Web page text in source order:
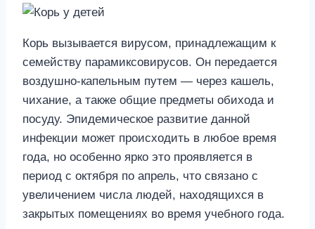
Корь вызывается вирусом, принадлежащим к
семейству парамиксовирусов. Он передается
воздушно-капельным путем — через кашель,
чихание, а также общие предметы обихода и
посуду. Эпидемическое развитие данной
инфекции может происходить в любое время
года, но особенно ярко это проявляется в
период с октября по апрель, что связано с
увеличением числа людей, находящихся в
закрытых помещениях во время учебного года.